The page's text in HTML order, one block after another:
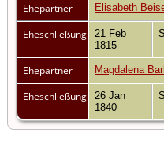
Ehepartner Elisabeth
Eheschließung
21 Feb
1815
Ehepartner Magdalena
Eheschließung
26 Jan
1840